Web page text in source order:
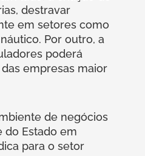
destravar
em setores como
Por outro, a
poderá
empresas maior
de negócios
do Estado em
para o setor